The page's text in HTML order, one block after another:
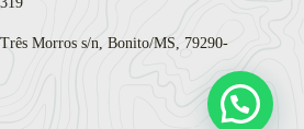
Morros s/n, Bonito/MS, 79290-